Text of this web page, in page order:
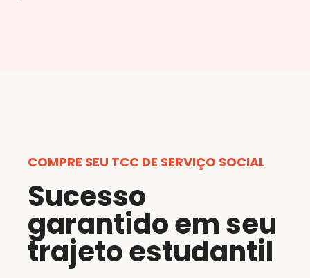
COMPRE SEU TCC DE SERVIÇO SOCIAL
Sucesso
garantido em seu
trajeto estudantil